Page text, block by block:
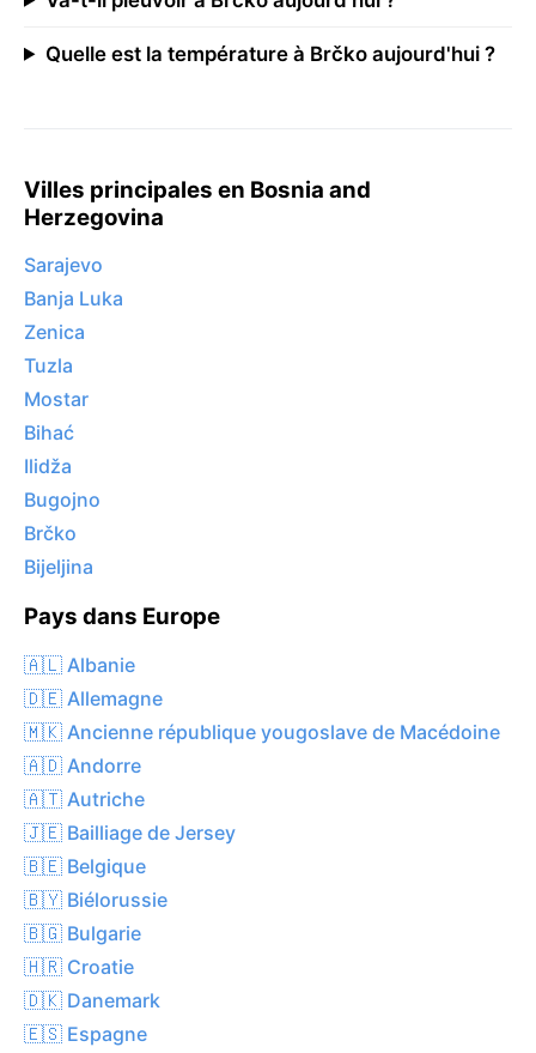
Quelle est la température à Brčko aujourd'hui ?
Villes principales en Bosnia and
Herzegovina
Sarajevo
Banja Luka
Zenica
Tuzla
Mostar
Bihać
Ilidža
Bugojno
Brčko
Bijeljina
Pays dans Europe
🇦🇱 Albanie
🇩🇪 Allemagne
🇲🇰 Ancienne république yougoslave de Macédoine
🇦🇩 Andorre
🇦🇹 Autriche
🇯🇪 Bailliage de Jersey
🇧🇪 Belgique
🇧🇾 Biélorussie
🇧🇬 Bulgarie
🇭🇷 Croatie
🇩🇰 Danemark
🇪🇸 Espagne